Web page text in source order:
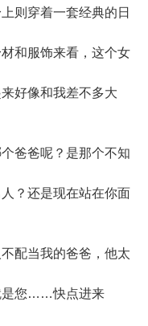
则穿着一套经典的日
和服饰来看，这个女
好像和我差不多大
爸爸呢？是那个不知
？还是现在站在你面
当我的爸爸，他太
您……快点进来